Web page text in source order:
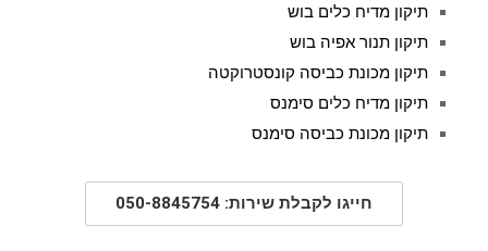
תיקון מדיח כלים בוש
תיקון תנור אפיה בוש
תיקון מכונת כביסה קונסטרוקטה
תיקון מדיח כלים סימנס
תיקון מכונת כביסה סימנס
חייגו לקבלת שירות: 050-8845754